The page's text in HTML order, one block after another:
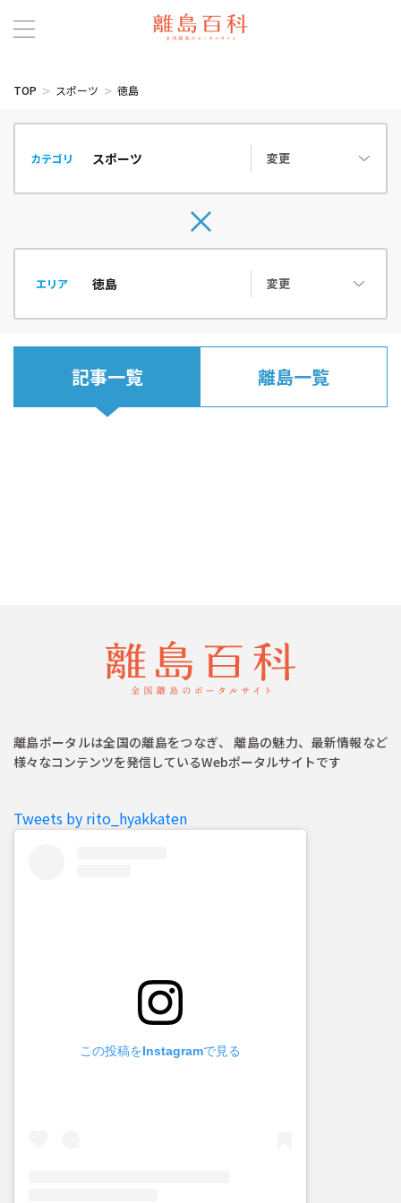
TOP スポーツ 徳島
カテゴリ 変更
エリア 変更
記事一覧 離島一覧
離島ポータルは全国の離島をつなぎ、 離島の魅力、最新情報など
様々なコンテンツを発信しているWebポータルサイトです
Tweets by rito_hyakkaten
この投稿をInstagramで見る